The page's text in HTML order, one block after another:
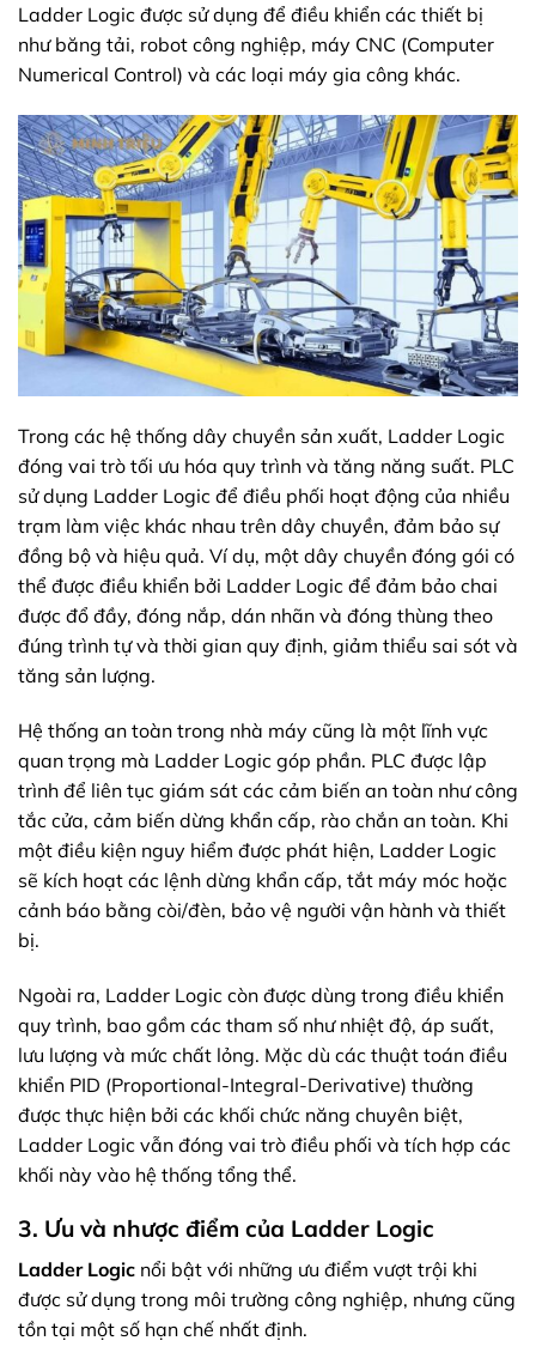
Ladder Logic được sử dụng để điều khiển các thiết bị
như băng tải, robot công nghiệp, máy CNC (Computer
Numerical Control) và các loại máy gia công khác.
Trong các hệ thống dây chuyền sản xuất, Ladder Logic
đóng vai trò tối ưu hóa quy trình và tăng năng suất. PLC
sử dụng Ladder Logic để điều phối hoạt động của nhiều
trạm làm việc khác nhau trên dây chuyền, đảm bảo sự
đồng bộ và hiệu quả. Ví dụ, một dây chuyền đóng gói có
thể được điều khiển bởi Ladder Logic để đảm bảo chai
được đổ đầy, đóng nắp, dán nhãn và đóng thùng theo
đúng trình tự và thời gian quy định, giảm thiểu sai sót và
tăng sản lượng.
Hệ thống an toàn trong nhà máy cũng là một lĩnh vực
quan trọng mà Ladder Logic góp phần. PLC được lập
trình để liên tục giám sát các cảm biến an toàn như công
tắc cửa, cảm biến dừng khẩn cấp, rào chắn an toàn. Khi
một điều kiện nguy hiểm được phát hiện, Ladder Logic
sẽ kích hoạt các lệnh dừng khẩn cấp, tắt máy móc hoặc
cảnh báo bằng còi/đèn, bảo vệ người vận hành và thiết
bị.
Ngoài ra, Ladder Logic còn được dùng trong điều khiển
quy trình, bao gồm các tham số như nhiệt độ, áp suất,
lưu lượng và mức chất lỏng. Mặc dù các thuật toán điều
khiển PID (Proportional-Integral-Derivative) thường
được thực hiện bởi các khối chức năng chuyên biệt,
Ladder Logic vẫn đóng vai trò điều phối và tích hợp các
khối này vào hệ thống tổng thể.
3. Ưu và nhược điểm của Ladder Logic
Ladder Logic nổi bật với những ưu điểm vượt trội khi
được sử dụng trong môi trường công nghiệp, nhưng cũng
tồn tại một số hạn chế nhất định.